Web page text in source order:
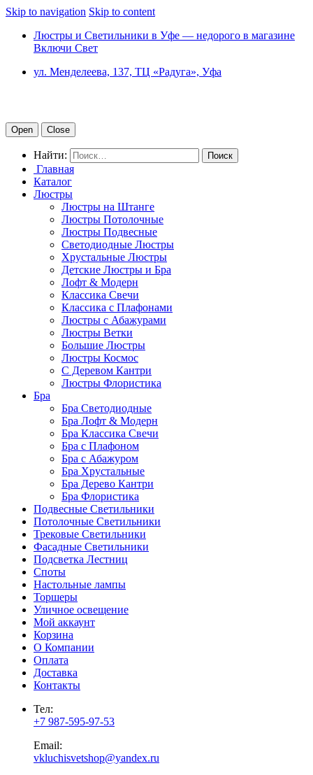
Skip to navigation Skip to content
Люстры и Светильники в Уфе — недорого в магазине
Включи Свет
ул. Менделеева, 137, ТЦ «Радуга», Уфа
Open Close
Найти:
Главная
Каталог
Люстры
Люстры на Штанге
Люстры Потолочные
Люстры Подвесные
Светодиодные Люстры
Хрустальные Люстры
Детские Люстры и Бра
Лофт & Модерн
Классика Свечи
Классика с Плафонами
Люстры с Абажурами
Люстры Ветки
Большие Люстры
Люстры Космос
С Деревом Кантри
Люстры Флористика
Бра
Бра Светодиодные
Бра Лофт & Модерн
Бра Классика Свечи
Бра с Плафоном
Бра с Абажуром
Бра Хрустальные
Бра Дерево Кантри
Бра Флористика
Подвесные Светильники
Потолочные Светильники
Трековые Светильники
Фасадные Светильники
Подсветка Лестниц
Споты
Настольные лампы
Торшеры
Уличное освещение
Мой аккаунт
Корзина
О Компании
Оплата
Доставка
Контакты
Тел:
+7 987-595-97-53
Email:
vkluchisvetshop@yandex.ru